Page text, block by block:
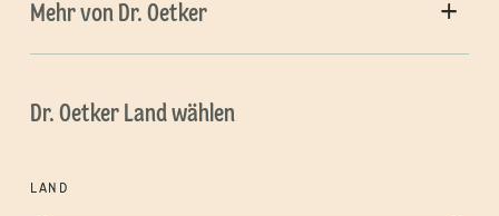
Mehr von Dr. Oetker
Dr. Oetker Land wählen
LAND